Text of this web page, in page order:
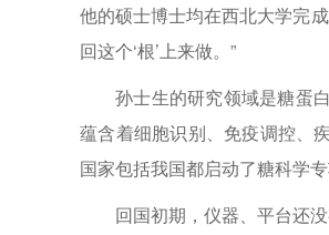
他的硕士博士均在西北大学完
回这个‘根’上来做。”
孙士生的研究领域是糖蛋
蕴含着细胞识别、免疫调控、
国家包括我国都启动了糖科学专
回国初期，仪器、平台还